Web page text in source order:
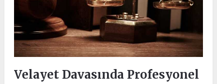
Velayet Davasında Profesyonel